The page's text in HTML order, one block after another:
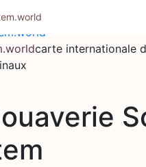
carte internationale